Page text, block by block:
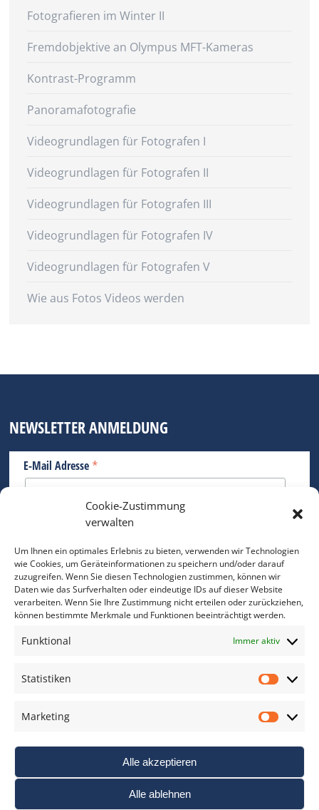
Cookie-Zustimmung
verwalten
Um Ihnen ein optimales Erlebnis zu bieten, verwenden wir Technologien
wie Cookies, um Geräteinformationen zu speichern und/oder darauf
zuzugreifen. Wenn Sie diesen Technologien zustimmen, können wir
Daten wie das Surfverhalten oder eindeutige IDs auf dieser Website
verarbeiten. Wenn Sie Ihre Zustimmung nicht erteilen oder zurückziehen,
können bestimmte Merkmale und Funktionen beeinträchtigt werden.
Funktional Immer aktiv
Statistiken
Marketing
Alle akzeptieren
Alle ablehnen
Fotografieren im Winter II
Fremdobjektive an Olympus MFT-Kameras
Kontrast-Programm
Panoramafotografie
Videogrundlagen für Fotografen I
Videogrundlagen für Fotografen II
Videogrundlagen für Fotografen III
Videogrundlagen für Fotografen IV
Videogrundlagen für Fotografen V
Wie aus Fotos Videos werden
NEWSLETTER ANMELDUNG
E-Mail Adresse *
Bitte geben Sie Ihre E-Mail Adresse ein.
*